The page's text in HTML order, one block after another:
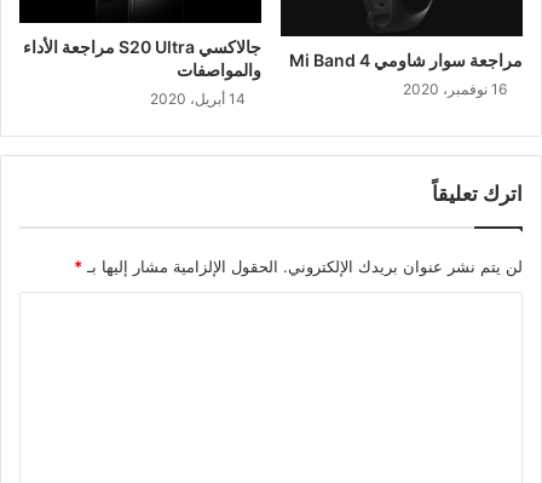
مراجعة سوار شاومي Mi Band 4
16 نوفمبر، 2020
جالاكسي S20 Ultra مراجعة الأداء
والمواصفات
14 أبريل، 2020
اترك تعليقاً
لن يتم نشر عنوان بريدك الإلكتروني. الحقول الإلزامية مشار إليها بـ*